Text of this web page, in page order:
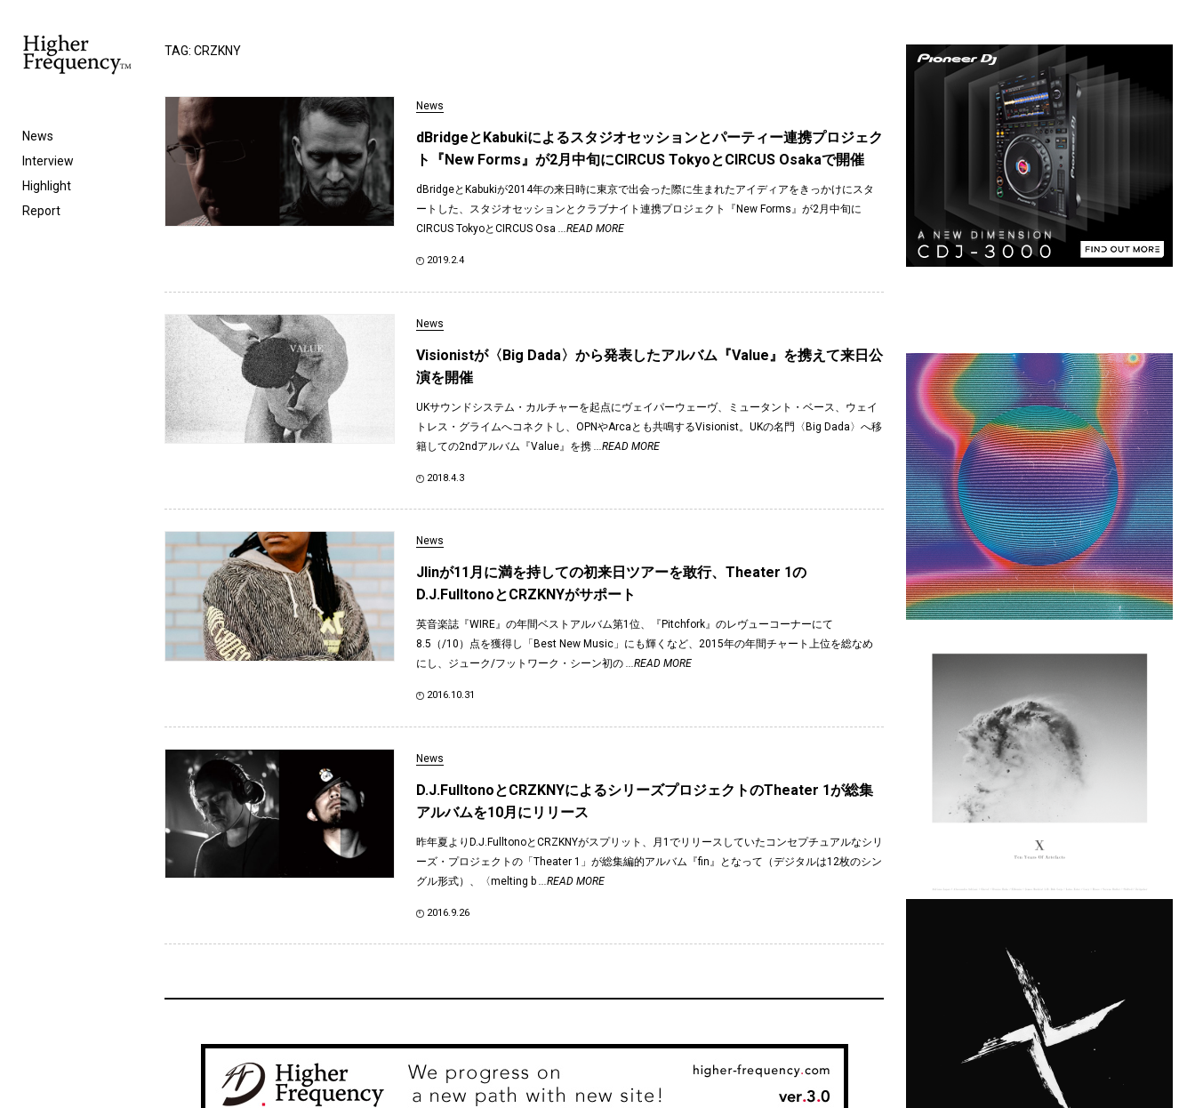
News
Interview
Highlight
Report
TAG: CRZKNY
News
dBridgeとKabukiによるスタジオセッションとパーティー連携プロジェク
ト『New Forms』が2月中旬にCIRCUS TokyoとCIRCUS Osakaで開催
dBridgeとKabukiが2014年の来日時に東京で出会った際に生まれたアイディアをきっかけにスタ
ートした、スタジオセッションとクラブナイト連携プロジェクト『New Forms』が2月中旬に
CIRCUS TokyoとCIRCUS Osa...READ MORE
2019.2.4
News
Visionistが〈Big Dada〉から発表したアルバム『Value』を携えて来日公
演を開催
UKサウンドシステム・カルチャーを起点にヴェイパーウェーヴ、ミュータント・ベース、ウェイ
トレス・グライムへコネクトし、OPNやArcaとも共鳴するVisionist。UKの名門〈Big Dada〉へ移
籍しての2ndアルバム『Value』を携
...READ MORE
2018.4.3
News
Jlinが11月に満を持しての初来日ツアーを敢行、Theater 1の
D.J.FulltonoとCRZKNYがサポート
英音楽誌『WIRE』の年間ベストアルバム第1位、『Pitchfork』のレヴューコーナーにて
8.5（/10）点を獲得し「Best New Music」にも輝くなど、2015年の年間チャート上位を総なめ
にし、ジューク/フットワーク・シーン初の...READ MORE
2016.10.31
News
D.J.FulltonoとCRZKNYによるシリーズプロジェクトのTheater 1が総集
アルバムを10月にリリース
昨年夏よりD.J.FulltonoとCRZKNYがスプリット、月1でリリースしていたコンセプチュアルなシリ
ーズ・プロジェクトの「Theater 1」が総集編的アルバム『fin』となって（デジタルは12枚のシン
グル形式）、〈melting b
...READ MORE
2016.9.26